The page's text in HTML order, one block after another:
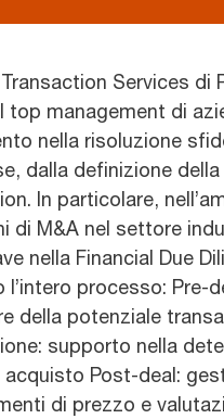
Services di
top management di
nella risoluzione
dalla definizione
In particolare,
di M&A nel settore
nella Financial Due
l’intero processo: Pre-
della potenziale
supporto nella
Post-deal:
di prezzo e